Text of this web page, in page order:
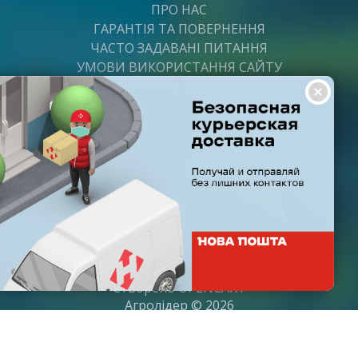
ПРО НАС
ГАРАНТІЯ ТА ПОВЕРНЕННЯ
ЧАСТО ЗАДАВАНІ ПИТАННЯ
УМОВИ ВИКОРИСТАННЯ САЙТУ
ПОСТАЧАЛЬНИКАМ
ПАРТНЕРИ
ГРАФІК РОБОТИ
Пн-Пт: з 8:00 до 21:00
Субота: з 9:00 до 20:00
Неділя: з 10:00 до 19:00
СтвореноOPENCART
Агролідер © 2026